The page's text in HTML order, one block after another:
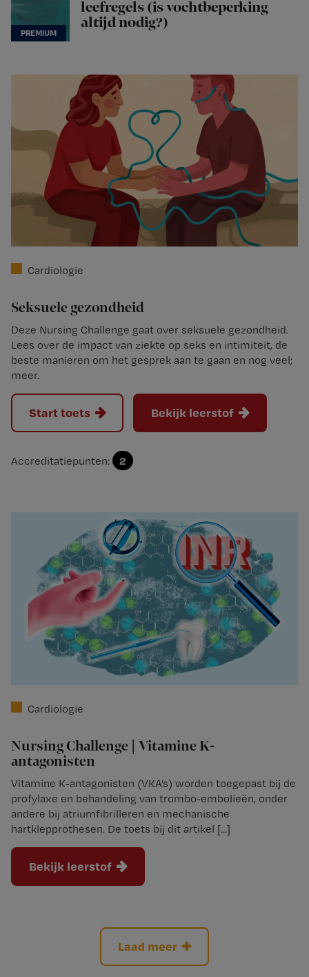
leefregels (is vochtbeperking
altijd nodig?)
Cardiologie
Seksuele gezondheid
Deze Nursing Challenge gaat over seksuele gezondheid.
Lees over de impact van ziekte op seks en intimiteit, de
beste manieren om het gesprek aan te gaan en nog veel;
meer.
Start toets Bekijk leerstof
Accreditatiepunten: 2
Cardiologie
Nursing Challenge | Vitamine K-
antagonisten
Vitamine K-antagonisten (VKA’s) worden toegepast bij de
profylaxe en behandeling van trombo-embolieën, onder
andere bij atriumfibrilleren en mechanische
hartklepprothesen. De toets bij dit artikel [...]
Bekijk leerstof
Laad meer